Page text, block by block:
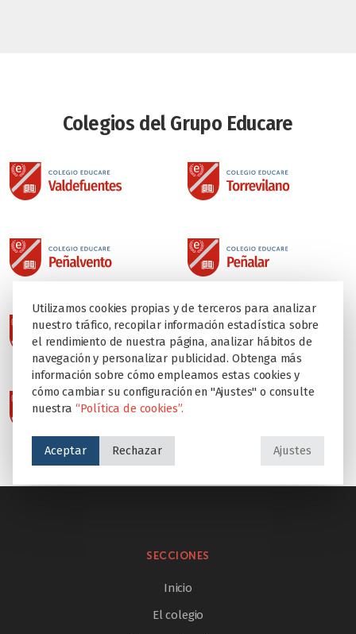
Colegios del Grupo Educare
SECCIONES
Inicio
El colegio
Utilizamos cookies propias y de terceros para analizar
nuestro tráfico, recopilar información estadística sobre
el rendimiento de nuestra página, analizar hábitos de
navegación y personalizar publicidad. Obtenga más
información sobre cómo empleamos estas cookies y
cómo cambiar su configuración en "Ajustes" o consulte
nuestra “Política de cookies”.
Aceptar Rechazar Ajustes